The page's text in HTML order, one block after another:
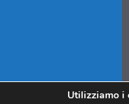
Utilizziamo i